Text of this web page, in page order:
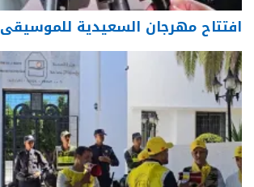
افتتاح مهرجان السعيدية للموسيقى